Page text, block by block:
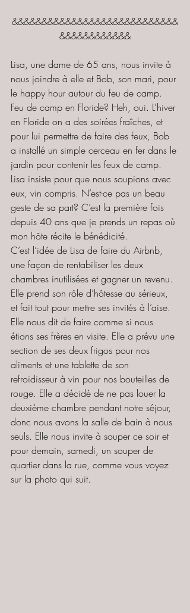
&&&&&&&&&&&&&&&&&&&&&&&&&&&&
&&&&&&&&&&&&
Lisa, une dame de 65 ans, nous invite à
nous joindre à elle et Bob, son mari, pour
le happy hour autour du feu de camp.
Feu de camp en Floride? Heh, oui. L’hiver
en Floride on a des soirées fraîches, et
pour lui permettre de faire des feux, Bob
a installé un simple cerceau en fer dans le
jardin pour contenir les feux de camp.
Lisa insiste pour que nous soupions avec
eux, vin compris. N’est-ce pas un beau
geste de sa part? C’est la première fois
depuis 40 ans que je prends un repas où
mon hôte récite le bénédicité.
C’est l’idée de Lisa de faire du Airbnb,
une façon de rentabiliser les deux
chambres inutilisées et gagner un revenu.
Elle prend son rôle d’hôtesse au sérieux,
et fait tout pour mettre ses invités à l’aise.
Elle nous dit de faire comme si nous
étions ses frères en visite. Elle a prévu une
section de ses deux frigos pour nos
aliments et une tablette de son
refroidisseur à vin pour nos bouteilles de
rouge. Elle a décidé de ne pas louer la
deuxième chambre pendant notre séjour,
donc nous avons la salle de bain à nous
seuls. Elle nous invite à souper ce soir et
pour demain, samedi, un souper de
quartier dans la rue, comme vous voyez
sur la photo qui suit.